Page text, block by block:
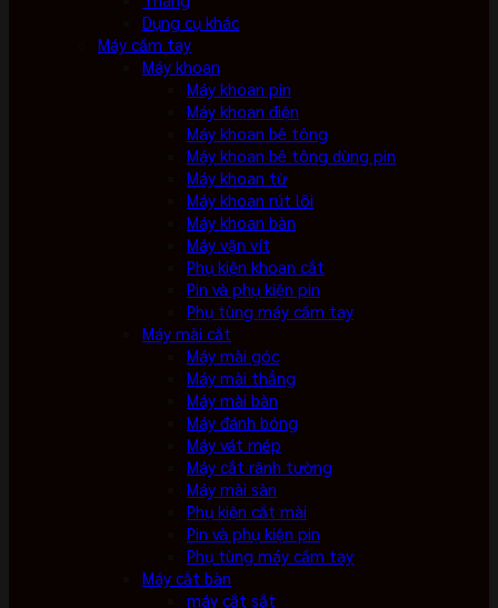
Dụng cụ khác
Máy cầm tay
Máy khoan
Máy khoan pin
Máy khoan điện
Máy khoan bê tông
Máy khoan bê tông dùng pin
Máy khoan từ
Máy khoan rút lõi
Máy khoan bàn
Máy vặn vít
Phụ kiện khoan cắt
Pin và phụ kiện pin
Phụ tùng máy cầm tay
Máy mài cắt
Máy mài góc
Máy mài thẳng
Máy mài bàn
Máy đánh bóng
Máy vát mép
Máy cắt rãnh tường
Máy mài sàn
Phụ kiện cắt mài
Pin và phụ kiện pin
Phụ tùng máy cầm tay
Máy cắt bàn
máy cắt sắt